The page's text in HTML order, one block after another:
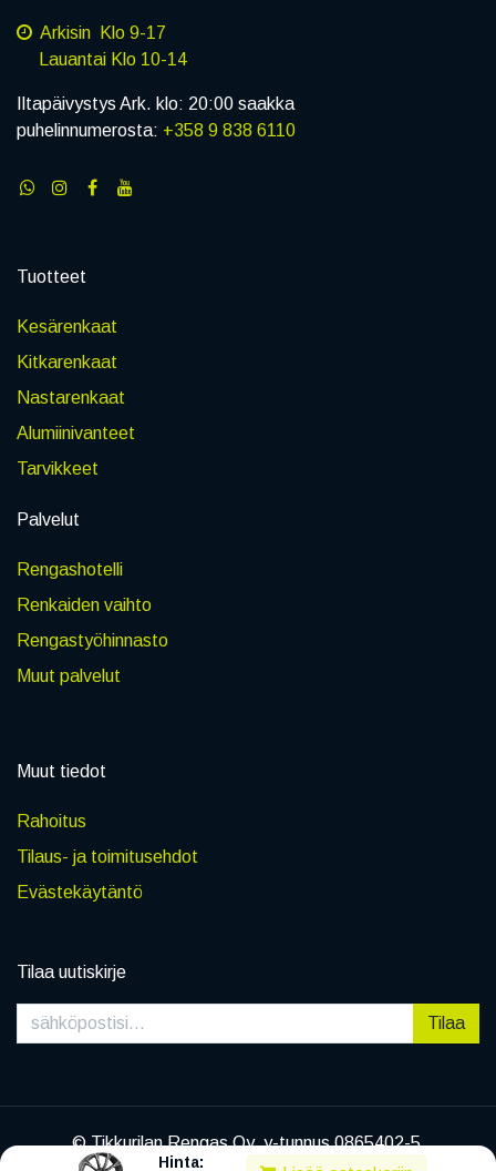
Hinta:
Arkisin Klo 9-17
Lauantai Klo 10-14
Iltapäivystys Ark. klo: 20:00 saakka
puhelinnumerosta: +358 9 838 6110
Tuotteet
Kesärenkaat
Kitkarenkaat
Nastarenkaat
Alumiinivanteet
Tarvikkeet
Palvelut
Rengashotelli
Renkaiden vaihto
Rengastyöhinnasto
Muut palvelut
Muut tiedot
Rahoitus
Tilaus- ja toimitusehdot
Evästekäytäntö
Tilaa uutiskirje
Tilaa
© Tikkurilan Rengas Oy, y-tunnus 0865402-5